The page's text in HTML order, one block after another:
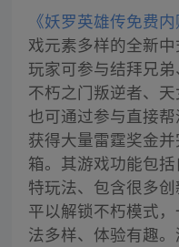
《妖罗英雄传免费内
戏元素多样的全新
玩家可参与结拜兄弟
不朽之门叛逆者、天
也可通过参与直接
获得大量雷霆奖金
箱。其游戏功能包
特玩法、包含很多
平以解锁不朽模式
法多样、体验有趣